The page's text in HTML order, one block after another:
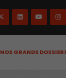
NOS GRANDS